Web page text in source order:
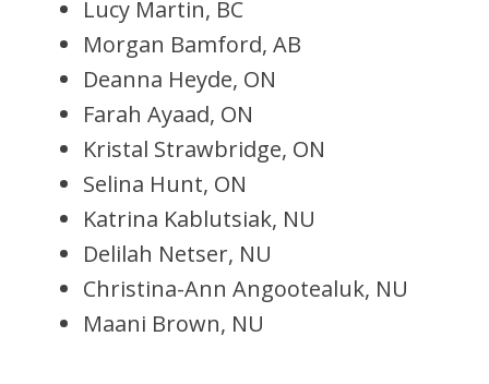
Lucy Martin, BC
Morgan Bamford, AB
Deanna Heyde, ON
Farah Ayaad, ON
Kristal Strawbridge, ON
Selina Hunt, ON
Katrina Kablutsiak, NU
Delilah Netser, NU
Christina-Ann Angootealuk, NU
Maani Brown, NU